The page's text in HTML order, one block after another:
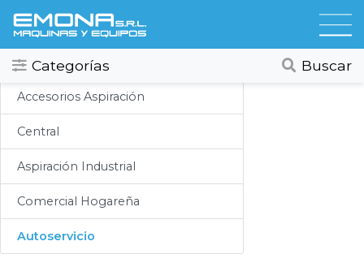
Categorías Buscar
Categorias
Todos
Compresores
Secadores
Hidrolavadoras
Lubricación
Limpieza
Aspiracion
Ver todos
Accesorios Aspiración
Central
Aspiración Industrial
Comercial Hogareña
Autoservicio